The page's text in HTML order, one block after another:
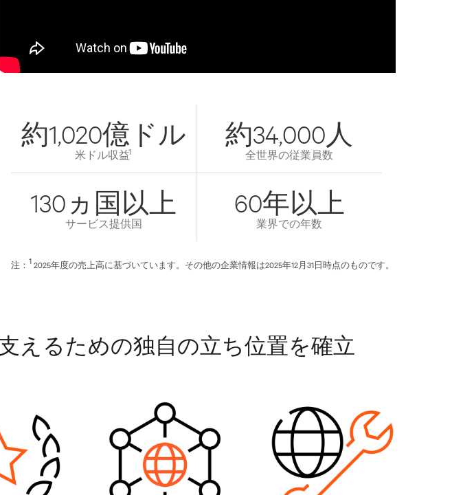
約1,020億ドル
米ドル収益1
約34,000人
全世界の従業員数
130ヵ国以上
サービス提供国
60年以上
業界での年数
注： 12025年度の売上高に基づいています。その他の企業情報は2025年12月31日時点のものです。
えるための独自の立ち位置を確立